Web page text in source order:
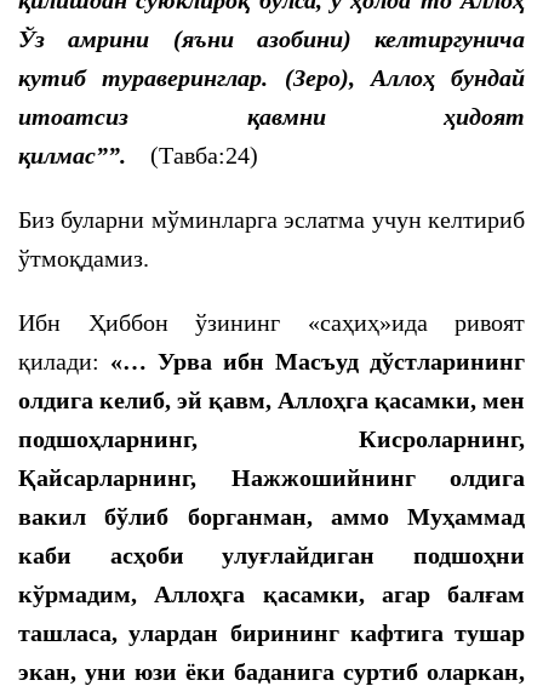
Ўз амрини (яъни азобини) келтиргунича
кутиб тураверинглар. (Зеро), Аллоҳ бундай
итоатсиз қавмни ҳидоят
қилмас””. (Тавба:24)
Биз буларни мўминларга эслатма учун келтириб
ўтмоқдамиз.
Ибн Ҳиббон ўзининг «саҳиҳ»ида ривоят
қилади: «… Урва ибн Масъуд дўстларининг
олдига келиб, эй қавм, Аллоҳга қасамки, мен
подшоҳларнинг, Кисроларнинг,
Қайсарларнинг, Нажжошийнинг олдига
вакил бўлиб борганман, аммо Муҳаммад
каби асҳоби улуғлайдиган подшоҳни
кўрмадим, Аллоҳга қасамки, агар балғам
ташласа, улардан бирининг кафтига тушар
экан, уни юзи ёки баданига суртиб оларкан,